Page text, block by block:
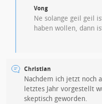
Vong
Ne solange geil geil
haben wollen, dann
Christian
Nachdem ich jetzt noch
letztes Jahr vorgestellt
skeptisch geworden.